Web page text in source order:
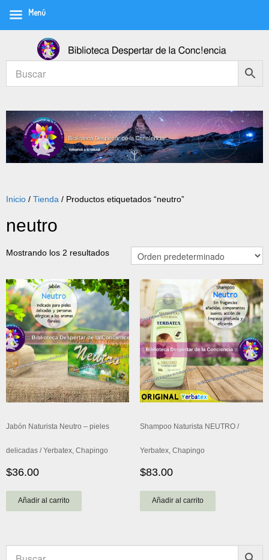
Inicio / Tienda / Productos etiquetados “neutro”
neutro
Mostrando los 2 resultados
Jabón Naturista Neutro – pieles
delicadas / Yerbatex, Chapingo
$36.00
Añadir al carrito
Shampoo Naturista NEUTRO /
Yerbatex, Chapingo
$83.00
Añadir al carrito
Menú